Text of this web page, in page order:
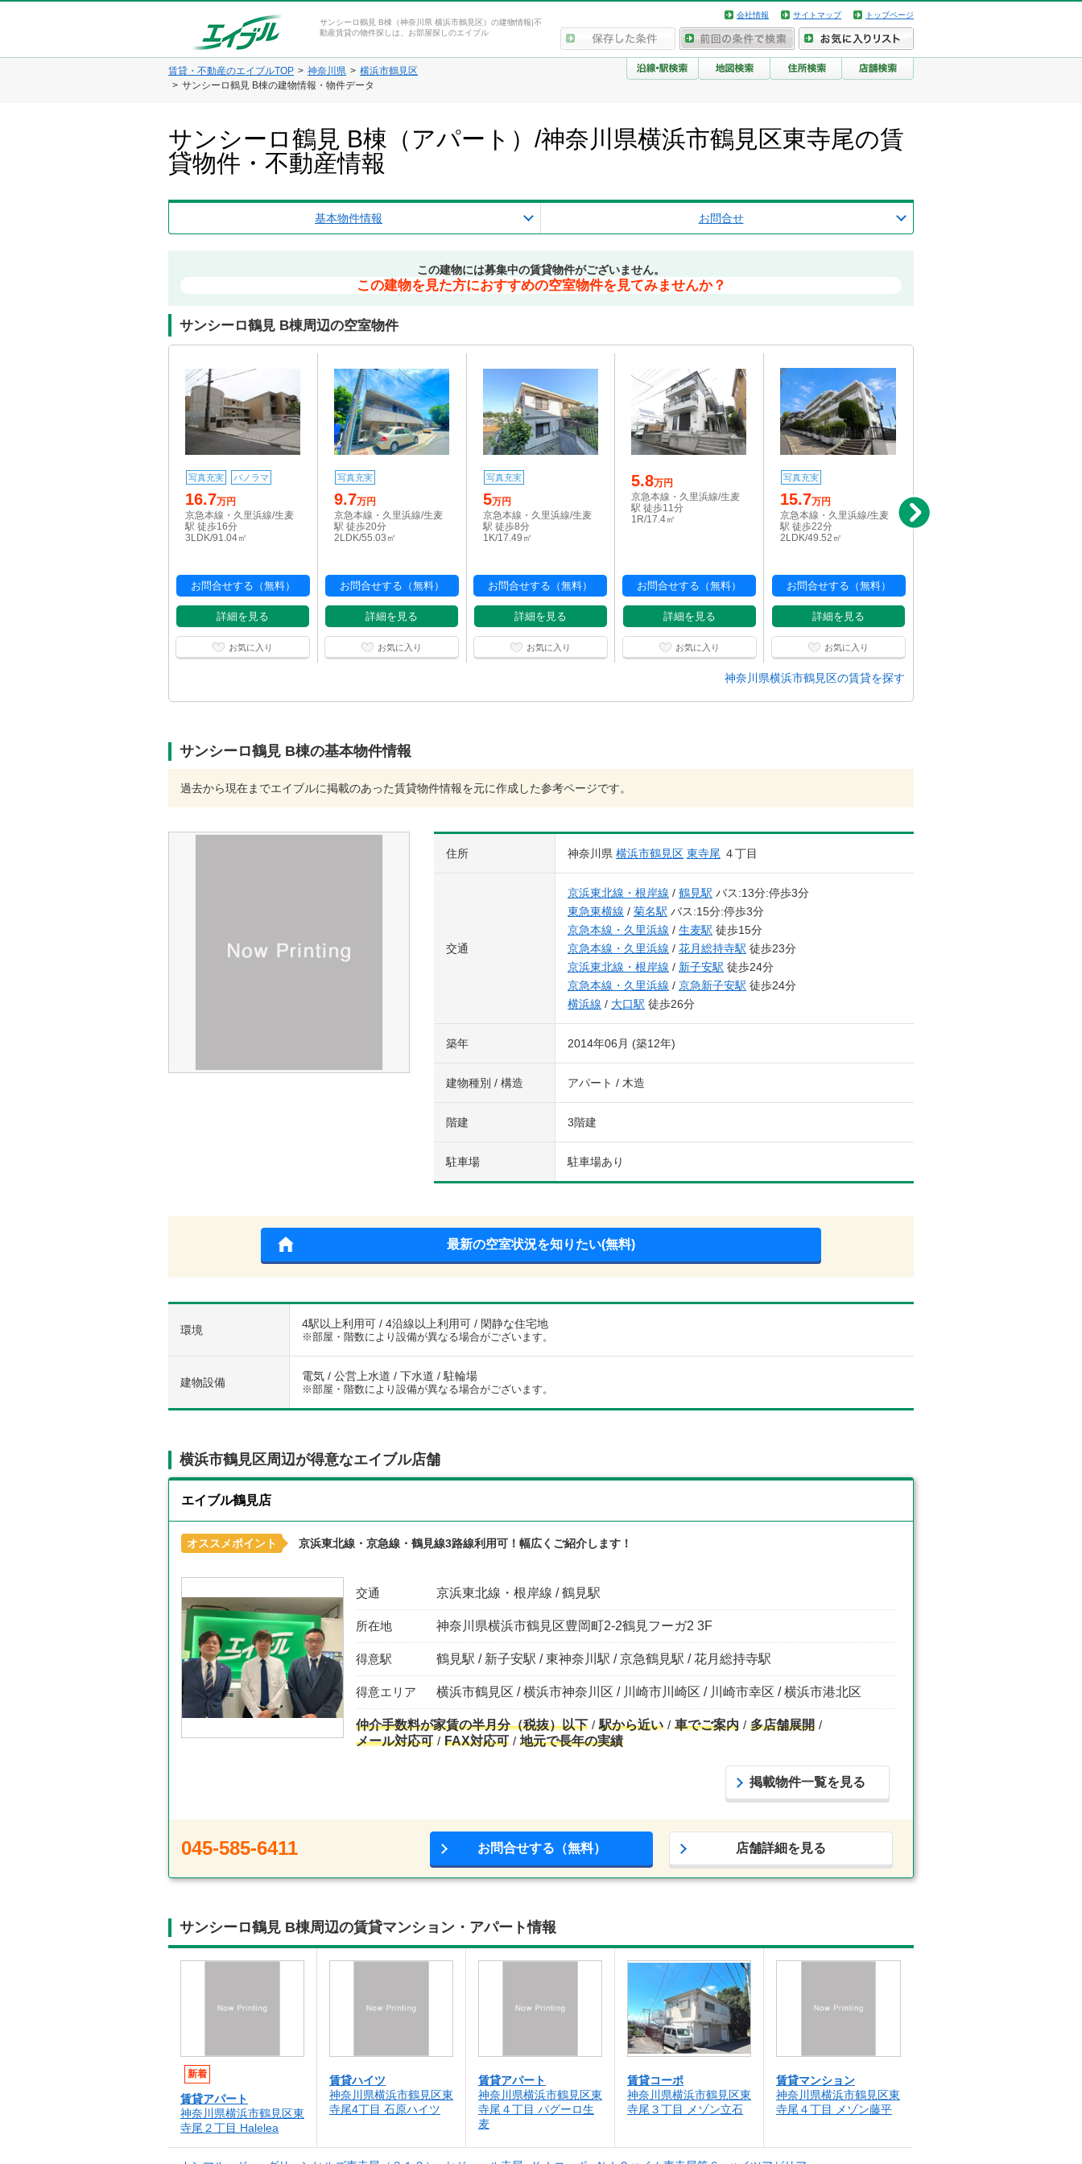
サンシーロ鶴見 B棟（神奈川県 横浜市鶴見区）の建物情報|不
動産賃貸の物件探しは、お部屋探しのエイブル
会社情報 サイトマップ トップページ
賃貸・不動産のエイブルTOP 神奈川県
横浜市鶴見区
サンシーロ鶴見 B棟の建物情報・物件データ
サンシーロ鶴見 B棟（アパート）/神奈川県横浜市鶴見区東寺尾の賃
貸物件・不動産情報
基本物件情報 お問合せ
この建物には募集中の賃貸物件がございません。
この建物を見た方におすすめの空室物件を見てみませんか？
サンシーロ鶴見 B棟周辺の空室物件
写真充実 パノラマ
16.7万円
京急本線・久里浜線/生麦
駅 徒歩16分
3LDK/91.04㎡
お問合せする（無料）
詳細を見る
お気に入り
写真充実
9.7万円
京急本線・久里浜線/生麦
駅 徒歩20分
2LDK/55.03㎡
お問合せする（無料）
詳細を見る
お気に入り
写真充実
5万円
京急本線・久里浜線/生麦
駅 徒歩8分
1K/17.49㎡
お問合せする（無料）
詳細を見る
お気に入り
5.8万円
京急本線・久里浜線/生麦
駅 徒歩11分
1R/17.4㎡
お問合せする（無料）
詳細を見る
お気に入り
写真充実
15.7万円
京急本線・久里浜線/生麦
駅 徒歩22分
2LDK/49.52㎡
お問合せする（無料）
詳細を見る
お気に入り
横浜線/大口駅 徒歩15分
神奈川県横浜市鶴見区の賃貸を探す
サンシーロ鶴見 B棟の基本物件情報
過去から現在までエイブルに掲載のあった賃貸物件情報を元に作成した参考ページです。
住所 神奈川県 横浜市鶴見区 東寺尾 ４丁目
交通
京浜東北線・根岸線 / 鶴見駅 バス:13分:停歩3分
東急東横線 / 菊名駅 バス:15分:停歩3分
京急本線・久里浜線 / 生麦駅 徒歩15分
京急本線・久里浜線 / 花月総持寺駅 徒歩23分
京浜東北線・根岸線 / 新子安駅 徒歩24分
京急本線・久里浜線 / 京急新子安駅 徒歩24分
横浜線 / 大口駅 徒歩26分
築年 2014年06月 (築12年)
建物種別 / 構造 アパート / 木造
階建 3階建
駐車場 駐車場あり
最新の空室状況を知りたい(無料)
環境 4駅以上利用可 / 4沿線以上利用可 / 閑静な住宅地
※部屋・階数により設備が異なる場合がございます。
建物設備 電気 / 公営上水道 / 下水道 / 駐輪場
※部屋・階数により設備が異なる場合がございます。
横浜市鶴見区周辺が得意なエイブル店舗
エイブル鶴見店
オススメポイント 京浜東北線・京急線・鶴見線3路線利用可！幅広くご紹介します！
交通 京浜東北線・根岸線 / 鶴見駅
所在地 神奈川県横浜市鶴見区豊岡町2-2鶴見フーガ2 3F
得意駅 鶴見駅 / 新子安駅 / 東神奈川駅 / 京急鶴見駅 / 花月総持寺駅
得意エリア 横浜市鶴見区 / 横浜市神奈川区 / 川崎市川崎区 / 川崎市幸区 / 横浜市港北区
仲介手数料が家賃の半月分（税抜）以下 駅から近い 車でご案内
多店舗展開
メール対応可
FAX対応可 地元で長年の実績
掲載物件一覧を見る
045-585-6411 お問合せする（無料） 店舗詳細を見る
サンシーロ鶴見 B棟周辺の賃貸マンション・アパート情報
新着
賃貸アパート
神奈川県横浜市鶴見区東
寺尾２丁目 Halelea
賃貸ハイツ
神奈川県横浜市鶴見区東
寺尾4丁目 石原ハイツ
賃貸アパート
神奈川県横浜市鶴見区東
寺尾４丁目 パグーロ生
麦
賃貸コーポ
神奈川県横浜市鶴見区東
寺尾３丁目 メゾン立石
賃貸マンション
神奈川県横浜市鶴見区東
寺尾４丁目 メゾン藤平